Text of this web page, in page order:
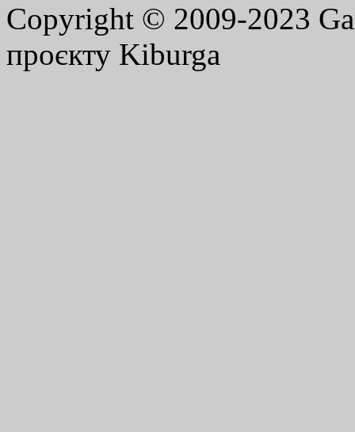
Copyright © 2009-2023
проєкту Kiburga